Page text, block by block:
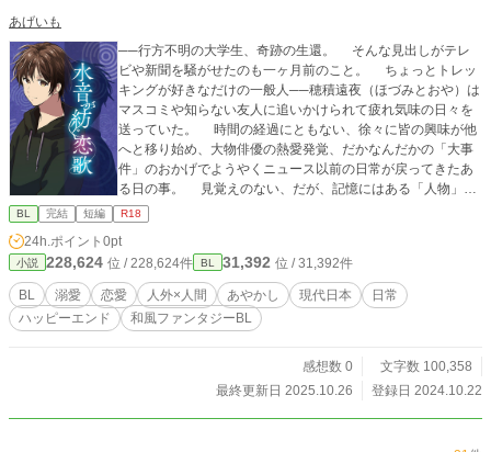
あげいも
──行方不明の大学生、奇跡の生還。 そんな見出しがテレ
ビや新聞を騒がせたのも一ヶ月前のこと。 ちょっとトレッ
キングが好きなだけの一般人──穂積遠夜（ほづみとおや）は
マスコミや知らない友人に追いかけられて疲れ気味の日々を
送っていた。 時間の経過にともない、徐々に皆の興味が他
へと移り始め、大物俳優の熱愛発覚、だかなんだかの「大事
件」のおかげでようやくニュース以前の日常が戻ってきたあ
る日の事。 見覚えのない、だが、記憶にはある「人物」─
─彼は、「人間」ではなかった。 得体のしれない「モノ」
から助けてくれた、白い髪と青い目を持つ青年。 青年が語
る内容はあまりに非現実的だった。神の使い、力の残滓、異
形のモノ。 しかし、目の前の存在が人ならざる者であるこ
とは、遠夜にも理解できた。青年は、自らを「主の傍らにあ
った水たまりの一つ」だと語る。 名前のない彼に「翠（す
い）」という名を与えたのは、その瞳の美しさと、水の化身
が織りなす、新たな日常の始まりだった。遠夜の世界は、こ
BL 完結 短編 R18
24h.ポイント 0pt
小説 228,624 位 / 228,624件 BL 31,392 位 / 31,392件
BL 溺愛 恋愛 人外×人間 あやかし 現代日本
日常
ハッピーエンド
和風ファンタジーBL
感想数 0
文字数 100,358
最終更新日 2025.10.26
登録日 2024.10.22